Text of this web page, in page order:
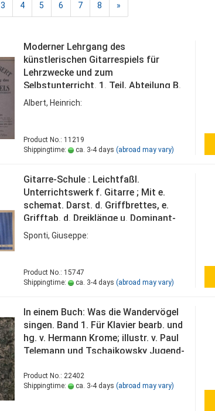
3 4 5 6 7 8 »
Moderner Lehrgang des
künstlerischen Gitarrespiels für
Lehrzwecke und zum
Selbstunterricht. 1. Teil, Abteilung B.
Albert, Heinrich:
Product No.: 11219
Shippingtime:
ca. 3-4 days (abroad may vary)
Gitarre-Schule : Leichtfaßl.
Unterrichtswerk f. Gitarre ; Mit e.
schemat. Darst. d. Griffbrettes, e.
Grifftab. d. Dreiklänge u. Dominant-
(Sept.-)Akkorde ...
Sponti, Giuseppe:
Product No.: 15747
Shippingtime:
ca. 3-4 days (abroad may vary)
In einem Buch: Was die Wandervögel
singen. Band 1. Für Klavier bearb. und
hg. v. Hermann Krome; illustr. v. Paul
Telemann und Tschaikowsky Jugend-
O. Thümer (= Edition Schott Nr. 3435)
Product No.: 22402
Shippingtime:
ca. 3-4 days (abroad may vary)